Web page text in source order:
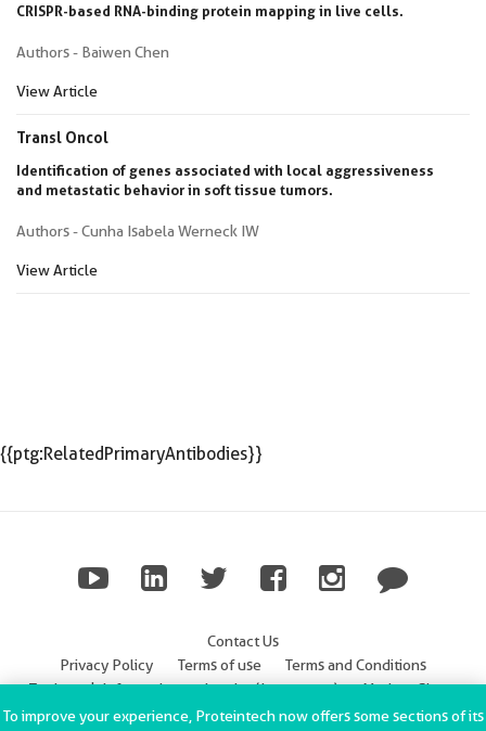
CRISPR-based RNA-binding protein mapping in live cells.
Authors - Baiwen Chen
View Article
Transl Oncol
Identification of genes associated with local aggressiveness
and metastatic behavior in soft tissue tumors.
Authors - Cunha Isabela Werneck IW
View Article
{{ptg:RelatedPrimaryAntibodies}}
Contact Us
Privacy Policy
Terms of use
Terms and Conditions
Trademark Information
Imprint (Impressum)
Modern Slavery
Statement
To improve your experience, Proteintech now offers some sections of its